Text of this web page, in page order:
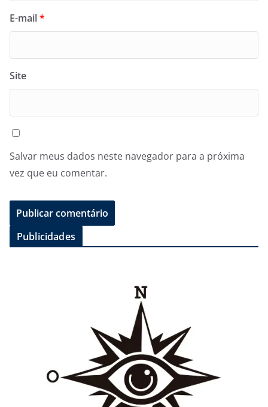
E-mail*
Site
Salvar meus dados neste navegador para a próxima
vez que eu comentar.
Publicidades